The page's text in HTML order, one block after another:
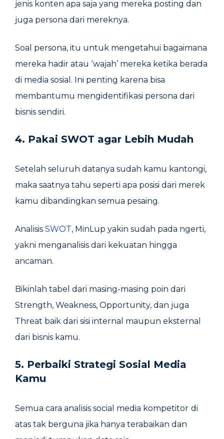
jenis konten apa saja yang mereka posting dan
juga persona dari mereknya.
Soal persona, itu untuk mengetahui bagaimana
mereka hadir atau ‘wajah’ mereka ketika berada
di media sosial. Ini penting karena bisa
membantumu mengidentifikasi persona dari
bisnis sendiri.
4. Pakai SWOT agar Lebih Mudah
Setelah seluruh datanya sudah kamu kantongi,
maka saatnya tahu seperti apa posisi dari merek
kamu dibandingkan semua pesaing.
Analisis SWOT, MinLup yakin sudah pada ngerti,
yakni menganalisis dari kekuatan hingga
ancaman.
Bikinlah tabel dari masing-masing poin dari
Strength, Weakness, Opportunity, dan juga
Threat baik dari sisi internal maupun eksternal
dari bisnis kamu.
5. Perbaiki Strategi Sosial Media
Kamu
Semua cara analisis social media kompetitor di
atas tak berguna jika hanya terabaikan dan